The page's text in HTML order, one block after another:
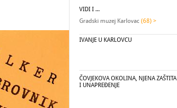
VIDI I ...
Gradski muzej Karlovac (68) >
IVANJE U KARLOVCU
ČOVJEKOVA OKOLINA, NJENA ZAŠTITA
I UNAPREĐENJE